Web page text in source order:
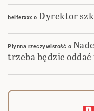
belferxxxo Dyrektor
Płynna rzeczywistość o
trzeba będzie